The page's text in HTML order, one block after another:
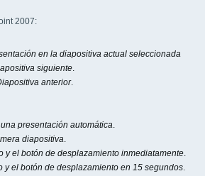
2007:
en la diapositiva actual seleccionada
siguiente.
anterior.
presentación automática.
diapositiva.
y el botón de desplazamiento inmediatamente.
y el botón de desplazamiento en 15 segundos.